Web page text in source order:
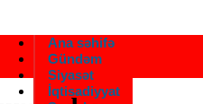
Ana səhifə
Gündəm
Siyasət
İqtisadiyyat